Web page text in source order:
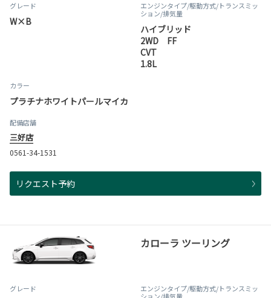
グレード
W×B
エンジンタイプ/駆動方式/トランスミッ
ション/排気量
ハイブリッド
2WD FF
CVT
1.8L
カラー
プラチナホワイトパールマイカ
配備店舗
三好店
0561-34-1531
リクエスト予約
カローラ ツーリング
グレード エンジンタイプ/駆動方式/トランスミッ